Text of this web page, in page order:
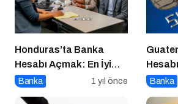
Honduras’ta Banka
Hesabı Açmak: En İyi
Bankalar Hangileri?
Banka 1 yıl önce Banka